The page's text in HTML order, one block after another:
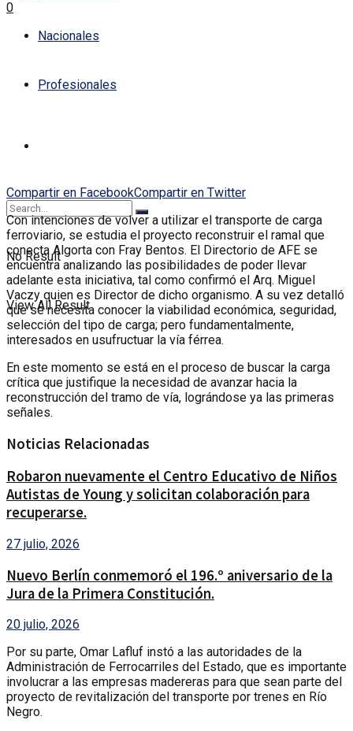
Nacionales
Profesionales
No Result
View All Result
0
Compartir en FacebookCompartir en Twitter
Con intenciones de volver a utilizar el transporte de carga
ferroviario, se estudia el proyecto reconstruir el ramal que
conecta Algorta con Fray Bentos. El Directorio de AFE se
encuentra analizando las posibilidades de poder llevar
adelante esta iniciativa, tal como confirmó el Arq. Miguel
Vaczy quien es Director de dicho organismo. A su vez detalló
que se necesita conocer la viabilidad económica, seguridad,
selección del tipo de carga; pero fundamentalmente,
interesados en usufructuar la vía férrea.
En este momento se está en el proceso de buscar la carga
crítica que justifique la necesidad de avanzar hacia la
reconstrucción del tramo de vía, lográndose ya las primeras
señales.
Noticias Relacionadas
Robaron nuevamente el Centro Educativo de Niños
Autistas de Young y solicitan colaboración para
recuperarse.
27 julio, 2026
Nuevo Berlín conmemoró el 196.º aniversario de la
Jura de la Primera Constitución.
20 julio, 2026
Por su parte, Omar Lafluf instó a las autoridades de la
Administración de Ferrocarriles del Estado, que es importante
involucrar a las empresas madereras para que sean parte del
proyecto de revitalización del transporte por trenes en Río
Negro.